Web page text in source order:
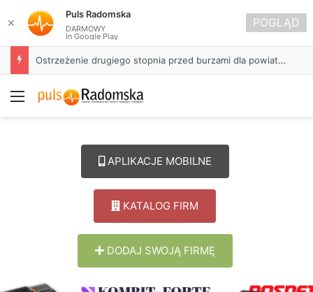
Ostrzeżenie drugiego stopnia przed burzami dla powiatu radomszczańskiego
Menu
APLIKACJE MOBILNE
KATALOG FIRM
DODAJ SWOJĄ FIRMĘ
✕
Puls Radomska
DARMOWY
In Google Play
POGLĄD